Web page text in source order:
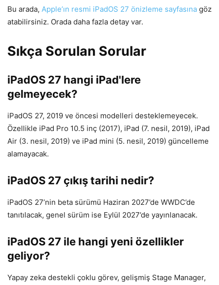
Bu arada, Apple’ın resmi iPadOS 27 önizleme sayfasına göz
atabilirsiniz. Orada daha fazla detay var.
Sıkça Sorulan Sorular
iPadOS 27 hangi iPad'lere
gelmeyecek?
iPadOS 27, 2019 ve öncesi modelleri desteklemeyecek.
Özellikle iPad Pro 10.5 inç (2017), iPad (7. nesil, 2019), iPad
Air (3. nesil, 2019) ve iPad mini (5. nesil, 2019) güncelleme
alamayacak.
iPadOS 27 çıkış tarihi nedir?
iPadOS 27’nin beta sürümü Haziran 2027’de WWDC’de
tanıtılacak, genel sürüm ise Eylül 2027’de yayınlanacak.
iPadOS 27 ile hangi yeni özellikler
geliyor?
Yapay zeka destekli çoklu görev, gelişmiş Stage Manager,